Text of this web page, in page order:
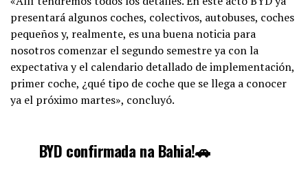
presentará algunos coches, colectivos, autobuses, coches
pequeños y, realmente, es una buena noticia para
nosotros comenzar el segundo semestre ya con la
expectativa y el calendario detallado de implementación,
primer coche, ¿qué tipo de coche que se llega a conocer
ya el próximo martes», concluyó.
BYD confirmada na Bahia!🚗